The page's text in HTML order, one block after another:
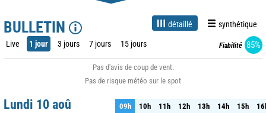
BULLETIN détaillé synthétique
Live 1 jour 3 jours 7 jours 15 jours Fiabilité 85%
Pas d'avis de coup de vent.
Pas de risque météo sur le spot
Lundi 10 aoû 09h 10h 11h 12h 13h 14h 15h
09h 10h 11h 12h 13h 14h 15h